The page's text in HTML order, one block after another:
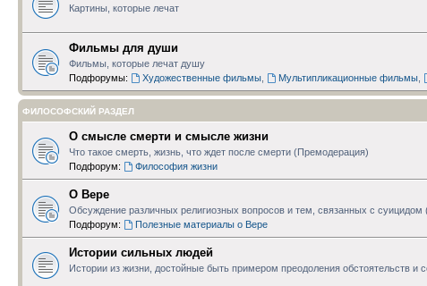
Картины, которые лечат
Фильмы для души
Фильмы, которые лечат душу
Подфорумы:
Художественные фильмы, Мультипликационные фильмы,
ФИЛОСОФСКИЙ РАЗДЕЛ
О смысле смерти и смысле жизни
Что такое смерть, жизнь, что ждет после смерти (Премодерация)
Подфорум:
Философия жизни
О Вере
Обсуждение различных религиозных вопросов и тем, связанных с
Подфорум:
Полезные материалы о Вере
Истории сильных людей
Истории из жизни, достойные быть примером преодоления обстоятельств и